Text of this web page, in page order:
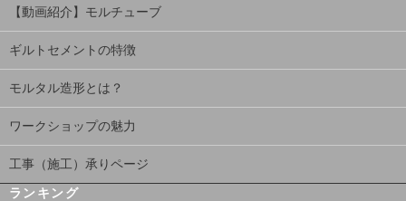
【動画紹介】モルチューブ
ギルトセメントの特徴
モルタル造形とは？
ワークショップの魅力
工事（施工）承りページ
ランキング